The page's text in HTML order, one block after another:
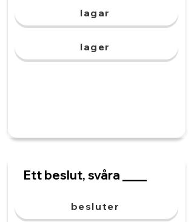
lagar
lager
Ett beslut, svåra ____
besluter